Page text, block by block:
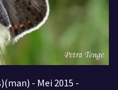
- Mei 2015 -